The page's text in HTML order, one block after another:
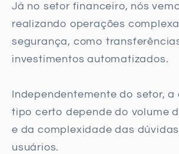
Já no setor financeiro, nós
realizando operações
segurança, como
investimentos automatizados.
Independentemente do setor, a
tipo certo depende do volume
e da complexidade das
usuários.